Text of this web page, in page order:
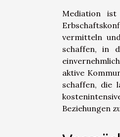
Mediation ist
vermitteln
schaffen, in
aktive
schaffen, die
Beziehungen